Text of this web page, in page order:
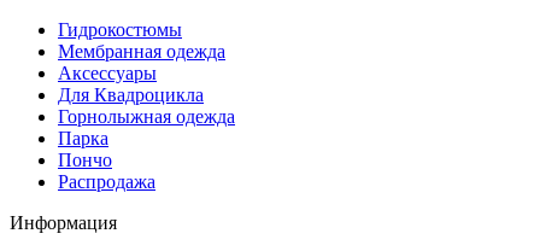
Гидрокостюмы
Мембранная одежда
Аксесcуары
Для Квадроцикла
Горнолыжная одежда
Парка
Пончо
Распродажа
Информация